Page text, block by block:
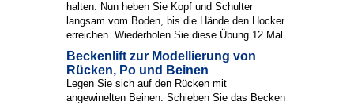
halten. Nun heben Sie Kopf und Schulter
langsam vom Boden, bis die Hände den Hocker
erreichen. Wiederholen Sie diese Übung 12 Mal.
Beckenlift zur Modellierung von
Rücken, Po und Beinen
Legen Sie sich auf den Rücken mit
angewinelten Beinen. Schieben Sie das Becken